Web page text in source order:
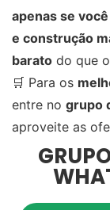
apenas se
e construção
barato do que
🛒 Para os
entre no grupo
aproveite as